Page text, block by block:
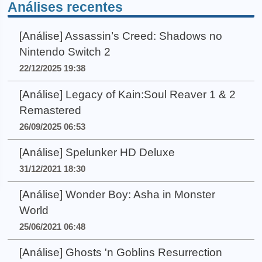
Análises recentes
[Análise] Assassin’s Creed: Shadows no
Nintendo Switch 2
22/12/2025 19:38
[Análise] Legacy of Kain:Soul Reaver 1 & 2
Remastered
26/09/2025 06:53
[Análise] Spelunker HD Deluxe
31/12/2021 18:30
[Análise] Wonder Boy: Asha in Monster
World
25/06/2021 06:48
[Análise] Ghosts 'n Goblins Resurrection